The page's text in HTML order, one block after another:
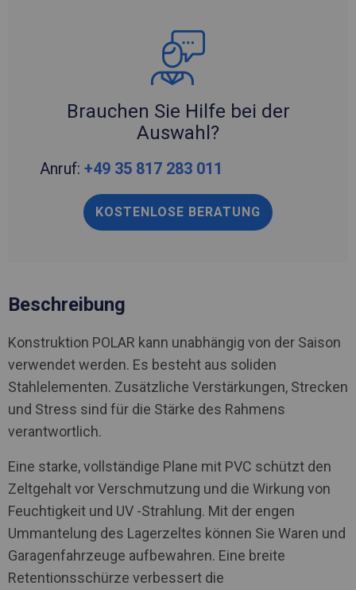
Brauchen Sie Hilfe bei der
Auswahl?
Anruf: +49 35 817 283 011
KOSTENLOSE BERATUNG
Beschreibung
Konstruktion POLAR kann unabhängig von der Saison
verwendet werden. Es besteht aus soliden
Stahlelementen. Zusätzliche Verstärkungen, Strecken
und Stress sind für die Stärke des Rahmens
verantwortlich.
Eine starke, vollständige Plane mit PVC schützt den
Zeltgehalt vor Verschmutzung und die Wirkung von
Feuchtigkeit und UV -Strahlung. Mit der engen
Ummantelung des Lagerzeltes können Sie Waren und
Garagenfahrzeuge aufbewahren. Eine breite
Retentionsschürze verbessert die